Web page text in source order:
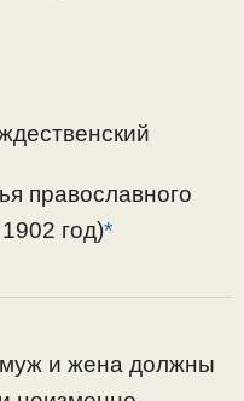
православного
год)*
и жена должны